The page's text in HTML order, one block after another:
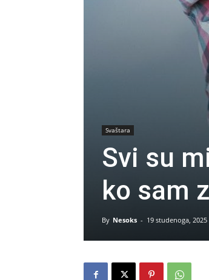
Svaštara
Svi su
ko sam
By Nesoks - 19 studenoga, 2025